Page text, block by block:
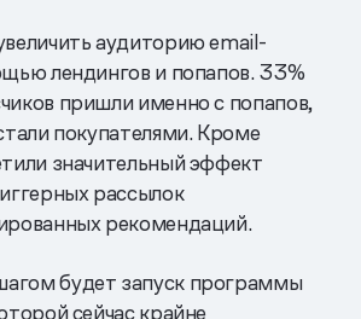
аудиторию email-
лендингов и попапов. 33%
пришли именно с попапов,
покупателями. Кроме
значительный эффект
рассылок
рекомендаций.
будет запуск программы
сейчас крайне